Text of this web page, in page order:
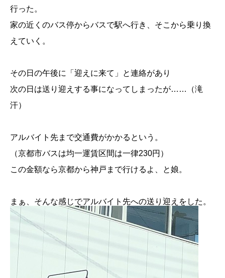
行った。
家の近くのバス停からバスで駅へ行き、そこから乗り換
えていく。
その日の午後に「迎えに来て」と連絡があり
次の日は送り迎えする事になってしまったが……（滝
汗）
アルバイト先まで交通費がかかるという。
（京都市バスは均一運賃区間は一律230円）
この金額なら京都から神戸まで行けるよ、と娘。
まぁ、そんな感じでアルバイト先への送り迎えをした。